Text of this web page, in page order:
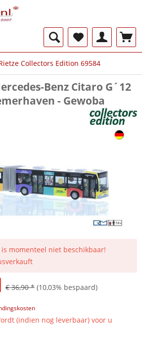
Collectors Edition 69584
Benz Citaro G´12
- Gewoba
momenteel niet beschikbaar!
€ 36,90 * (10,03% bespaard)
(indien nog leverbaar) voor u